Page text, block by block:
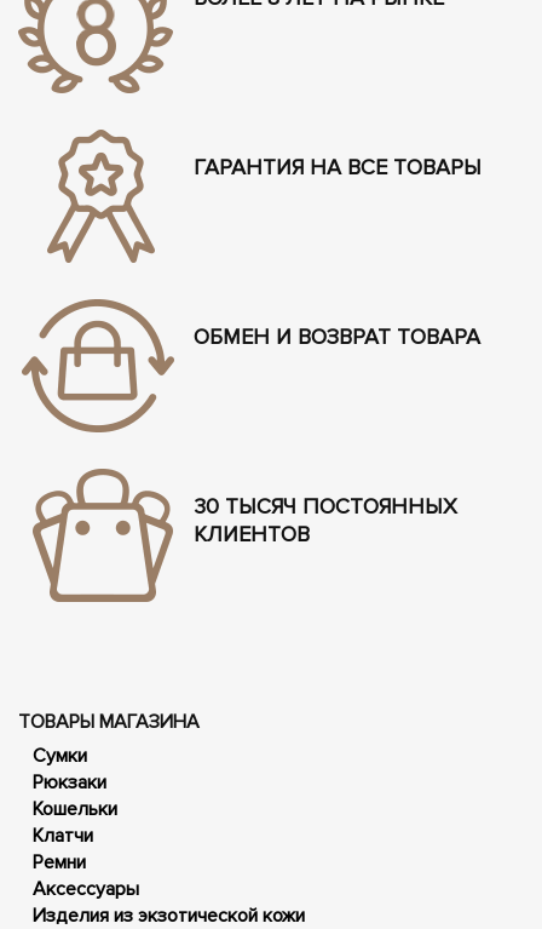
ГАРАНТИЯ НА ВСЕ ТОВАРЫ
ОБМЕН И ВОЗВРАТ ТОВАРА
30 ТЫСЯЧ ПОСТОЯННЫХ
КЛИЕНТОВ
ТОВАРЫ МАГАЗИНА
Сумки
Рюкзаки
Кошельки
Клатчи
Ремни
Аксессуары
Изделия из экзотической кожи